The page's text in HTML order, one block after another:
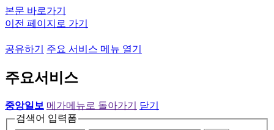
본문 바로가기
이전 페이지로 가기
공유하기 주요 서비스 메뉴 열기
주요서비스
중앙일보 메가메뉴로 돌아가기
닫기
검색어 입력폼